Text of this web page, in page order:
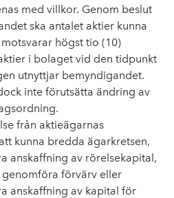
med villkor. Genom beslut
ska antalet aktier kunna
högst tio (10)
i bolaget vid den tidpunkt
utnyttjar bemyndigandet.
inte förutsätta ändring av
från aktieägarnas
kunna bredda ägarkretsen,
anskaffning av rörelsekapital,
förvärv eller
anskaffning av kapital för